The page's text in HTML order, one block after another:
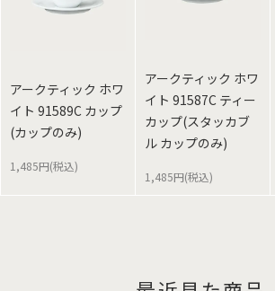
アークティック ホワ
イト 91589C カップ
(カップのみ)
1,485円(税込)
アークティック ホワ
イト 91587C ティー
カップ(スタッカブ
ル カップのみ)
1,485円(税込)